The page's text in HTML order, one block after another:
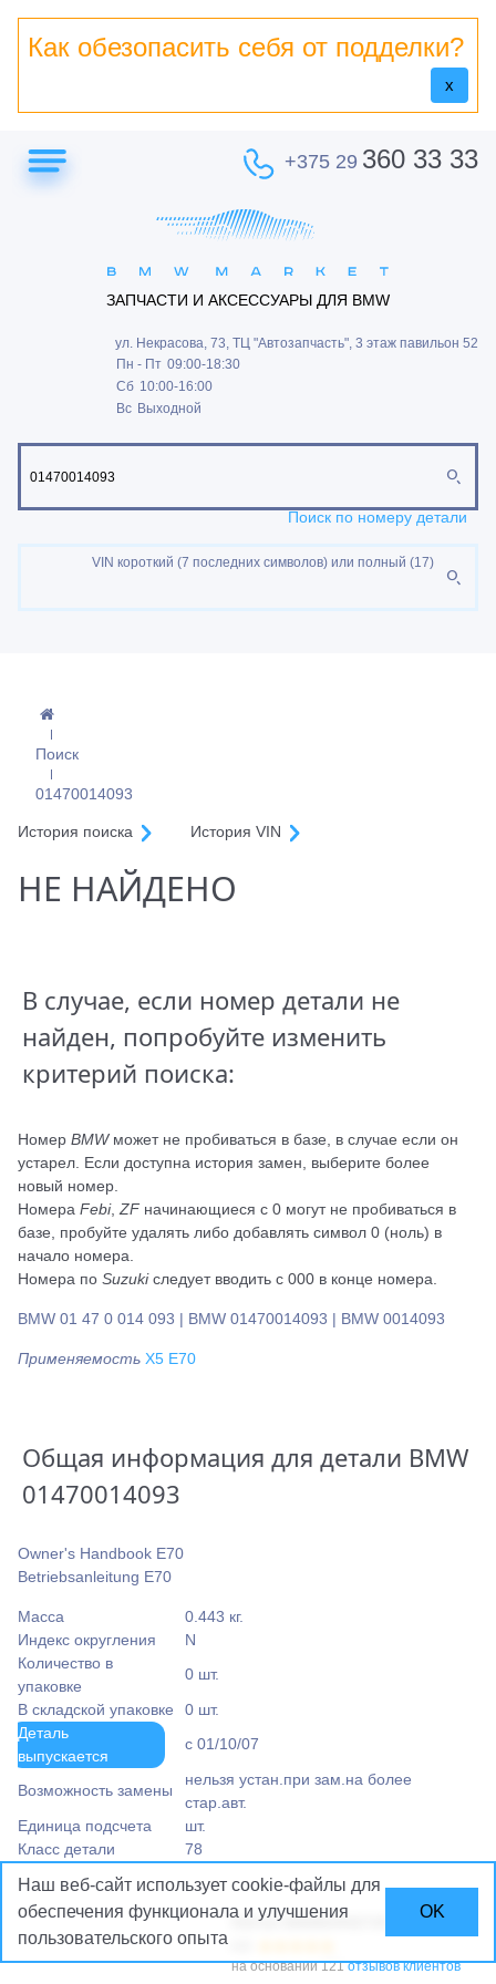
Как обезопасить себя от подделки?
x
+375 29 360 33 33
ЗАПЧАСТИ И АКСЕССУАРЫ ДЛЯ BMW
ул. Некрасова, 73, ТЦ "Автозапчасть", 3 этаж павильон 52
Пн - Пт 09:00-18:30
Сб 10:00-16:00
Вс Выходной
Поиск по номеру детали
VIN короткий (7 последних символов) или полный (17)
Поиск
01470014093
История поиска История VIN
НЕ НАЙДЕНО
В случае, если номер детали не
найден, попробуйте изменить
критерий поиска:
Номер BMWможет не пробиваться в базе, в случае если он
устарел. Если доступна история замен, выберите более
новый номер.
Номера Febi, ZF начинающиеся с 0 могут не пробиваться в
базе, пробуйте удалять либо добавлять символ 0 (ноль) в
начало номера.
Номера по Suzukiследует вводить с 000 в конце номера.
BMW 01 47 0 014 093 | BMW 01470014093 | BMW 0014093
Применяемость X5 E70
Общая информация для детали BMW
01470014093
Owner's Handbook E70
Betriebsanleitung E70
Масса
0.443 кг.
Индекс округления
N
Количество в
упаковке
0 шт.
В складской упаковке
0 шт.
Деталь
выпускается
c 01/10/07
Возможность замены
нельзя устан.при зам.на более
стар.авт.
Единица подсчета
шт.
Класс детали
78
Рейтинг
на основании 121отзывов клиентов
Наш веб-сайт использует cookie-файлы для
обеспечения функционала и улучшения
пользовательского опыта
OK